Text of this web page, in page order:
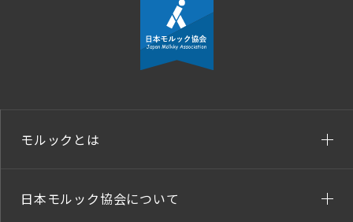
モルックとは
日本モルック協会について